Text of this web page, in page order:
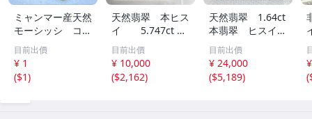
ミャンマー産天然
モーシッシ コス
モクロア 翡翠輝
石 原石20.16g^
^激レア石^ ^
目前出價
¥ 1
($1)
天然翡翠 本ヒス
イ 5.747ct 日
宝協ソーティン
グ ルース
天然ひすい
目前出價
¥ 10,000
($2,162)
天然翡翠 1.64ct
本翡翠 ヒスイ
ジェイダイト ル
ース
目前出價
¥ 24,000
($5,189)
(